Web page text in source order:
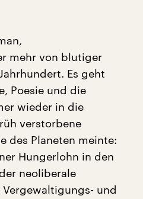
mehr von blutiger
Es geht
Poesie und die
wieder in die
verstorbene
des Planeten meinte:
Hungerlohn in den
neoliberale
und